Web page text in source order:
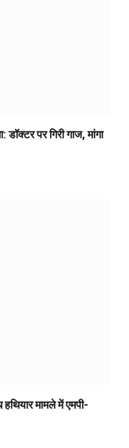
पर गिरी गाज, मांगा
मामले में एमपी-